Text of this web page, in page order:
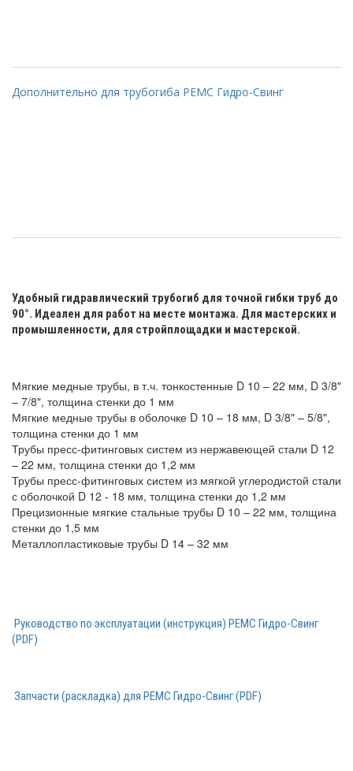
Дополнительно для трубогиба РЕМС Гидро-Свинг
Удобный гидравлический трубогиб для точной гибки труб до
90°. Идеален для работ на месте монтажа. Для мастерских и
промышленности, для стройплощадки и мастерской.
Мягкие медные трубы, в т.ч. тонкостенные D 10 – 22 мм, D 3/8"
– 7/8", толщина стенки до 1 мм
Мягкие медные трубы в оболочке D 10 – 18 мм, D 3/8" – 5/8",
толщина стенки до 1 мм
Трубы пресс-фитинговых систем из нержавеющей стали D 12
– 22 мм, толщина стенки до 1,2 мм
Трубы пресс-фитинговых систем из мягкой углеродистой стали
с оболочкой D 12 - 18 мм, толщина стенки до 1,2 мм
Прецизионные мягкие стальные трубы D 10 – 22 мм, толщина
стенки до 1,5 мм
Металлопластиковые трубы D 14 – 32 мм
Руководство по эксплуатации (инструкция) РЕМС Гидро-Свинг
(PDF)
Запчасти (раскладка) для РЕМС Гидро-Свинг (PDF)